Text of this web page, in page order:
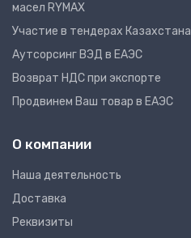
масел RYMAX
Участие в тендерах Казахстана
Аутсорсинг ВЭД в ЕАЭС
Возврат НДС при экспорте
Продвинем Ваш товар в ЕАЭС
О компании
Наша деятельность
Доставка
Реквизиты